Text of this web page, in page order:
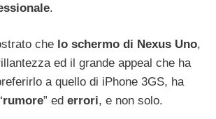
.
che lo schermo di Nexus Uno,
ed il grande appeal che ha
a quello di iPhone 3GS, ha
rumore” ed errori, e non solo.